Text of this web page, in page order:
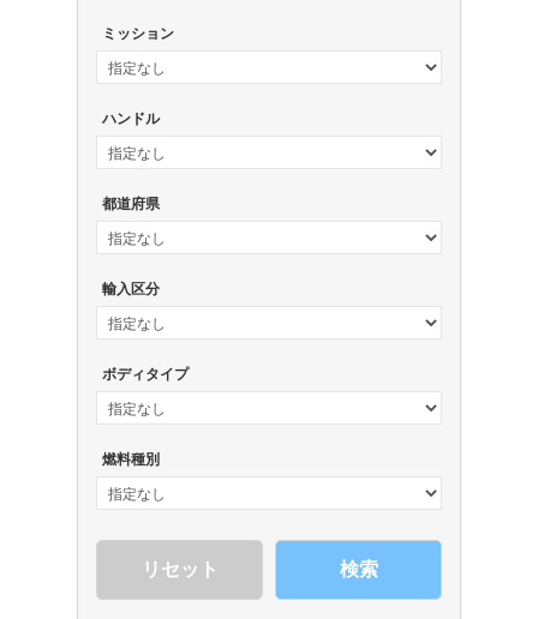
ミッション
ハンドル
都道府県
輸入区分
ボディタイプ
燃料種別
検索